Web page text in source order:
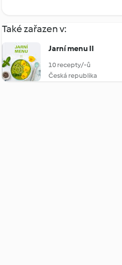
Také zařazen v:
Jarní menu II
10 recepty/-ů
Česká republika